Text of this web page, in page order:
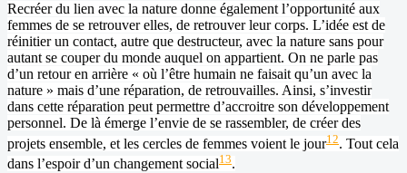
Recréer du lien avec la nature donne également l’opportunité aux
femmes de se retrouver elles, de retrouver leur corps. L’idée est de
réinitier un contact, autre que destructeur, avec la nature sans pour
autant se couper du monde auquel on appartient. On ne parle pas
d’un retour en arrière « où l’être humain ne faisait qu’un avec la
nature » mais d’une réparation, de retrouvailles. Ainsi, s’investir
dans cette réparation peut permettre d’accroitre son développement
personnel. De là émerge l’envie de se rassembler, de créer des
projets ensemble, et les cercles de femmes voient le jour12. Tout cela
dans l’espoir d’un changement social13.